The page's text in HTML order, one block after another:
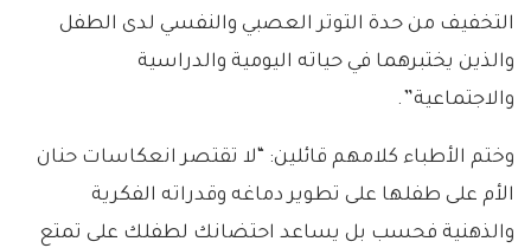
التخفيف من حدة التوتر العصبي والنفسي لدى الطفل
والذين يختبرهما في حياته اليومية والدراسية
والاجتماعية”.
وختم الأطباء كلامهم قائلين: “لا تقتصر انعكاسات حنان
الأم على طفلها على تطوير دماغه وقدراته الفكرية
والذهنية فحسب بل يساعد احتضانك لطفلك على تمتع